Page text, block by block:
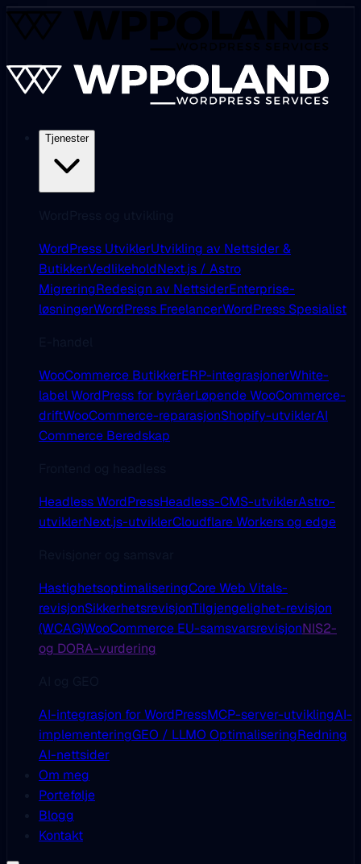
Tjenester
WordPress UtviklerUtvikling av Nettsider &
ButikkerVedlikeholdNext.js / Astro
MigreringRedesign av NettsiderEnterprise-
løsningerWordPress FreelancerWordPress Spesialist
WooCommerce ButikkerERP-integrasjonerWhite-
label WordPress for byråerLøpende WooCommerce-
driftWooCommerce-reparasjonShopify-utviklerAI
Commerce Beredskap
Headless WordPressHeadless-CMS-utviklerAstro-
utviklerNext.js-utviklerCloudflare Workers og edge
HastighetsoptimaliseringCore Web Vitals-
revisjonSikkerhetsrevisjonTilgjengelighet-revisjon
(WCAG)WooCommerce EU-samsvarsrevisjonNIS2-
og DORA-vurdering
AI-integrasjon for WordPressMCP-server-utviklingAI-
implementeringGEO / LLMO OptimaliseringRedning
AI-nettsider
Om meg
Portefølje
Blogg
Kontakt